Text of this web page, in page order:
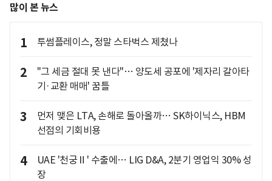
많이 본 뉴스
1 투썸플레이스, 정말 스타벅스 제쳤나
2
"그 세금 절대 못 낸다"… 양도세 공포에 '제자리 갈아타
기·교환 매매' 꿈틀
3
먼저 맺은 LTA, 손해로 돌아올까… SK하이닉스, HBM
선점의 기회비용
4
UAE '천궁Ⅱ' 수출에… LIG D&A, 2분기 영업익 30% 성
장